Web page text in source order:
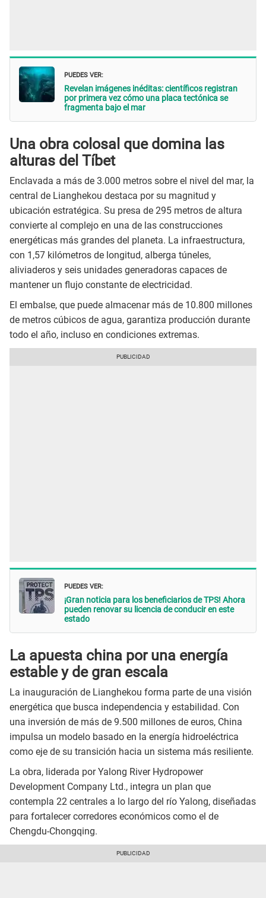
PUEDES VER:
Revelan imágenes inéditas: científicos registran
por primera vez cómo una placa tectónica se
fragmenta bajo el mar
Una obra colosal que domina las
alturas del Tíbet
Enclavada a más de 3.000 metros sobre el nivel del mar, la
central de Lianghekou destaca por su magnitud y
ubicación estratégica. Su presa de 295 metros de altura
convierte al complejo en una de las construcciones
energéticas más grandes del planeta. La infraestructura,
con 1,57 kilómetros de longitud, alberga túneles,
aliviaderos y seis unidades generadoras capaces de
mantener un flujo constante de electricidad.
El embalse, que puede almacenar más de 10.800 millones
de metros cúbicos de agua, garantiza producción durante
todo el año, incluso en condiciones extremas.
PUEDES VER:
¡Gran noticia para los beneficiarios de TPS! Ahora
pueden renovar su licencia de conducir en este
estado
La apuesta china por una energía
estable y de gran escala
La inauguración de Lianghekou forma parte de una visión
energética que busca independencia y estabilidad. Con
una inversión de más de 9.500 millones de euros, China
impulsa un modelo basado en la energía hidroeléctrica
como eje de su transición hacia un sistema más resiliente.
La obra, liderada por Yalong River Hydropower
Development Company Ltd., integra un plan que
contempla 22 centrales a lo largo del río Yalong, diseñadas
para fortalecer corredores económicos como el de
Chengdu-Chongqing.